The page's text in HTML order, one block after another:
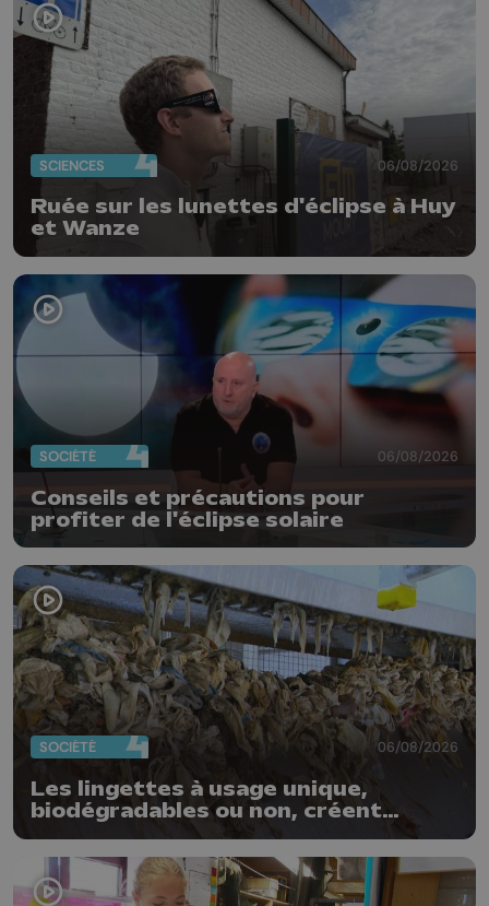
SCIENCES 06/08/2026
Ruée sur les lunettes d'éclipse à Huy
et Wanze
SOCIÉTÉ 06/08/2026
Conseils et précautions pour
profiter de l'éclipse solaire
SOCIÉTÉ 06/08/2026
Les lingettes à usage unique,
biodégradables ou non, créent
quotidiennement des bouchons
dans nos stations d'épuration